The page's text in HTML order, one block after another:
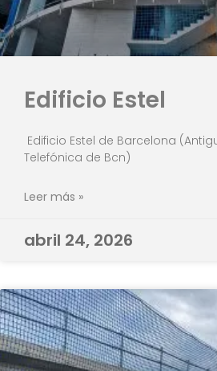
Edificio Estel
Edificio Estel de Barcelona
Telefónica de Bcn)
Leer más »
abril 24, 2026